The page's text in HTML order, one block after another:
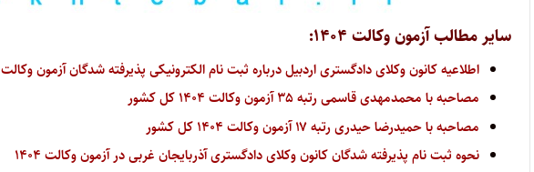
سایر مطالب آزمون وکالت ۱۴۰۴:
اطلاعیه کانون وکلای دادگستری اردبیل درباره ثبت نام الکترونیکی پذیرفته شدگان آزمون وکالت ۱۴۰۴
مصاحبه با محمدمهدی قاسمی رتبه ۳۵ آزمون وکالت ۱۴۰۴ کل کشور
مصاحبه با حمیدرضا حیدری رتبه ۱۷ آزمون وکالت ۱۴۰۴ کل کشور
نحوه ثبت نام پذیرفته شدگان کانون وکلای دادگستری آذربایجان غربی در آزمون وکالت ۱۴۰۴